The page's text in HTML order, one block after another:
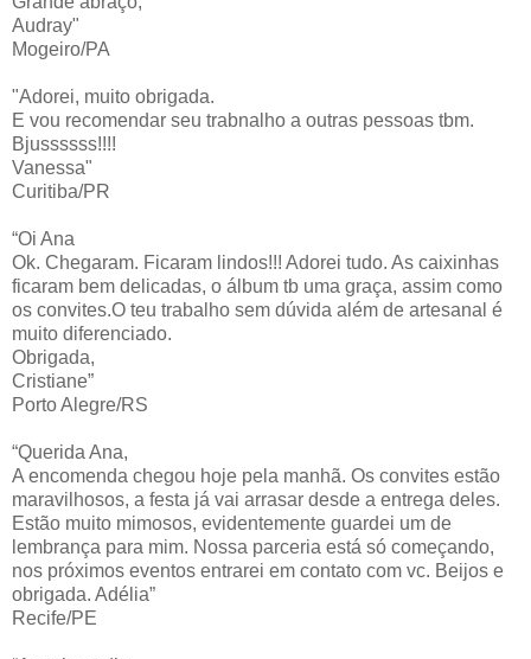
Audray"
Mogeiro/PA
"Adorei, muito obrigada.
E vou recomendar seu trabnalho a outras pessoas tbm.
Bjussssss!!!!
Vanessa"
Curitiba/PR
“Oi Ana
Ok. Chegaram. Ficaram lindos!!! Adorei tudo. As caixinhas
ficaram bem delicadas, o álbum tb uma graça, assim como
os convites.O teu trabalho sem dúvida além de artesanal é
muito diferenciado.
Obrigada,
Cristiane”
Porto Alegre/RS
“Querida Ana,
A encomenda chegou hoje pela manhã. Os convites estão
maravilhosos, a festa já vai arrasar desde a entrega deles.
Estão muito mimosos, evidentemente guardei um de
lembrança para mim. Nossa parceria está só começando,
nos próximos eventos entrarei em contato com vc. Beijos e
obrigada. Adélia”
Recife/PE